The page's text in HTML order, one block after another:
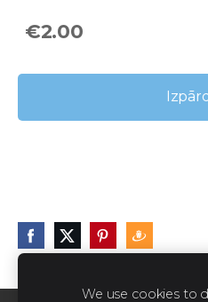
€2.00
We use cookies to